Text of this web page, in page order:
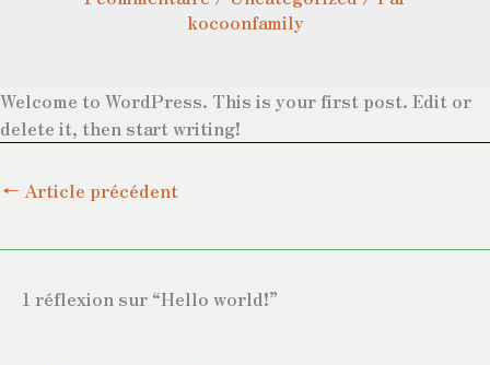
kocoonfamily
Welcome to WordPress. This is your first post. Edit or
delete it, then start writing!
← Article précédent
1 réflexion sur “Hello world!”